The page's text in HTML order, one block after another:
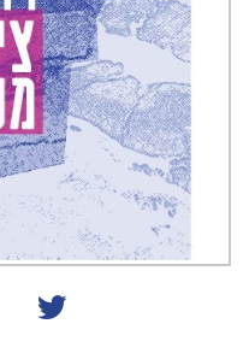
שיתוף
שיתוף בפייסבוק